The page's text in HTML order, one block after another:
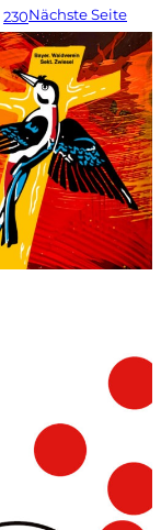
230Nächste Seite